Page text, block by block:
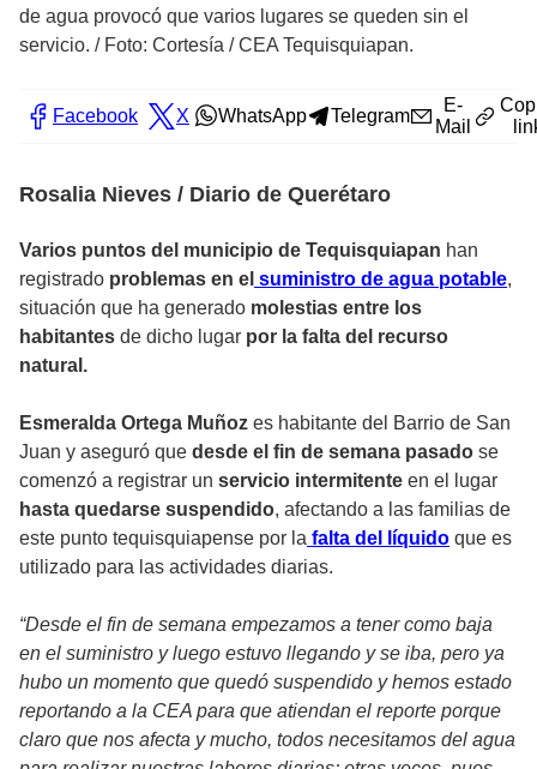
de agua provocó que varios lugares se queden sin el
servicio. / Foto: Cortesía / CEA Tequisquiapan.
Facebook X WhatsApp Telegram
E-
Mail
Rosalia Nieves / Diario de Querétaro
Varios puntos del municipio de Tequisquiapan han
registrado problemas en el suministro de agua potable,
situación que ha generado molestias entre los
habitantes de dicho lugar por la falta del recurso
natural.
Esmeralda Ortega Muñoz es habitante del Barrio de San
Juan y aseguró que desde el fin de semana pasado se
comenzó a registrar un servicio intermitente en el lugar
hasta quedarse suspendido, afectando a las familias de
este punto tequisquiapense por la falta del líquido que es
utilizado para las actividades diarias.
“Desde el fin de semana empezamos a tener como baja
en el suministro y luego estuvo llegando y se iba, pero ya
hubo un momento que quedó suspendido y hemos estado
reportando a la CEA para que atiendan el reporte porque
claro que nos afecta y mucho, todos necesitamos del agua